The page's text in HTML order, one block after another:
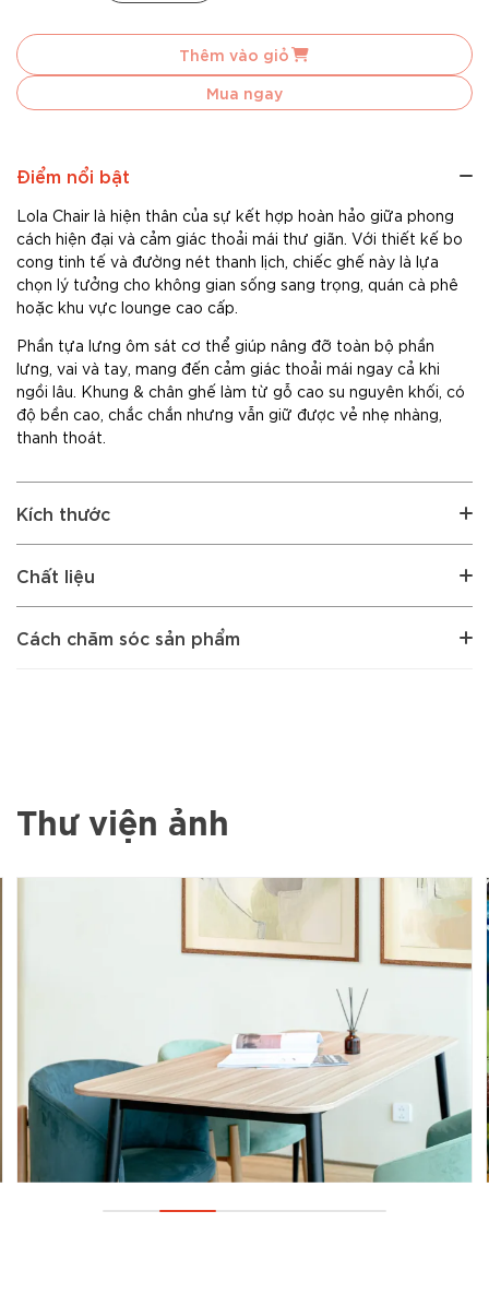
quantity
Thêm vào giỏ
Mua ngay
Điểm nổi bật
Lola Chair là hiện thân của sự kết hợp hoàn hảo giữa phong
cách hiện đại và cảm giác thoải mái thư giãn. Với thiết kế bo
cong tinh tế và đường nét thanh lịch, chiếc ghế này là lựa
chọn lý tưởng cho không gian sống sang trọng, quán cà phê
hoặc khu vực lounge cao cấp.
Phần tựa lưng ôm sát cơ thể giúp nâng đỡ toàn bộ phần
lưng, vai và tay, mang đến cảm giác thoải mái ngay cả khi
ngồi lâu. Khung & chân ghế làm từ gỗ cao su nguyên khối, có
độ bền cao, chắc chắn nhưng vẫn giữ được vẻ nhẹ nhàng,
thanh thoát.
Kích thước
Chất liệu
Cách chăm sóc sản phẩm
Thư viện ảnh